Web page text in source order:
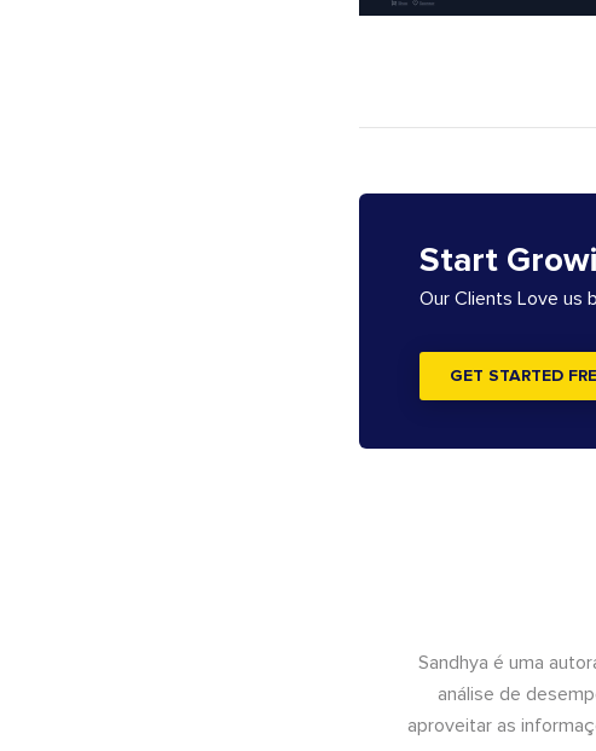
Start
Our Clients Love us
GET STARTED
Sandhya é uma
análise de
aproveitar as